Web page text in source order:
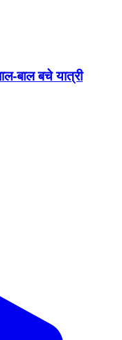
बाल बचे यात्री